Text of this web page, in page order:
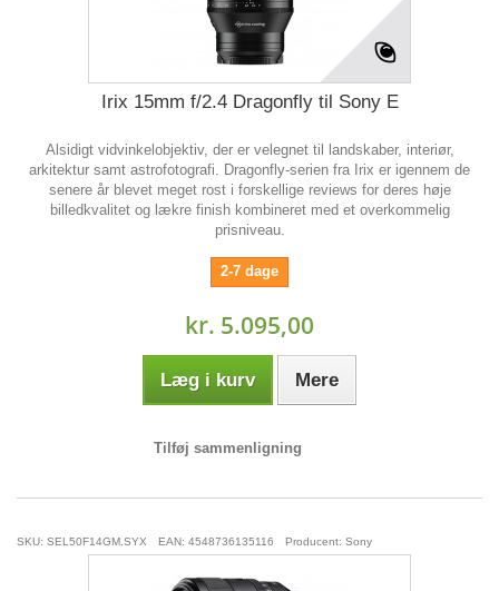
Irix 15mm f/2.4 Dragonfly til Sony E
Alsidigt vidvinkelobjektiv, der er velegnet til landskaber, interiør,
arkitektur samt astrofotografi. Dragonfly-serien fra Irix er igennem de
senere år blevet meget rost i forskellige reviews for deres høje
billedkvalitet og lækre finish kombineret med et overkommelig
prisniveau.
2-7 dage
kr. 5.095,00
Læg i kurv Mere
Tilføj sammenligning
SKU: SEL50F14GM.SYX EAN: 4548736135116 Producent: Sony